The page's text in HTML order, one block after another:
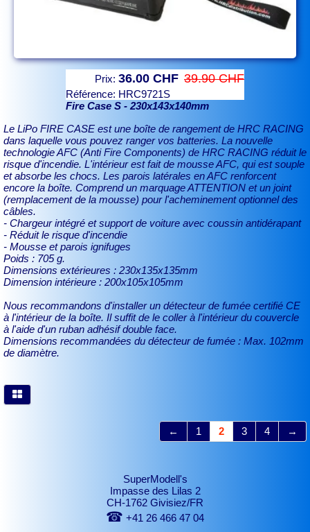
Prix: 36.00 CHF 39.90 CHF
Référence: HRC9721S
Fire Case S - 230x143x140mm
Le LiPo FIRE CASE est une boîte de rangement de HRC RACING
dans laquelle vous pouvez ranger vos batteries. La nouvelle
technologie AFC (Anti Fire Components) de HRC RACING réduit le
risque d'incendie. L'intérieur est fait de mousse AFC, qui est souple
et absorbe les chocs. Les parois latérales en AFC renforcent
encore la boîte. Comprend un marquage ATTENTION et un joint
(remplacement de la mousse) pour l'acheminement optionnel des
câbles.
- Chargeur intégré et support de voiture avec coussin antidérapant
- Réduit le risque d'incendie
- Mousse et parois ignifuges
Poids : 705 g.
Dimensions extérieures : 230x135x135mm
Dimension intérieure : 200x105x105mm
Nous recommandons d'installer un détecteur de fumée certifié CE
à l'intérieur de la boîte. Il suffit de le coller à l'intérieur du couvercle
à l'aide d'un ruban adhésif double face.
Dimensions recommandées du détecteur de fumée : Max. 102mm
de diamètre.
← 1 2 3 4 →
SuperModell's
Impasse des Lilas 2
CH-1762 Givisiez/FR
☎ +41 26 466 47 04